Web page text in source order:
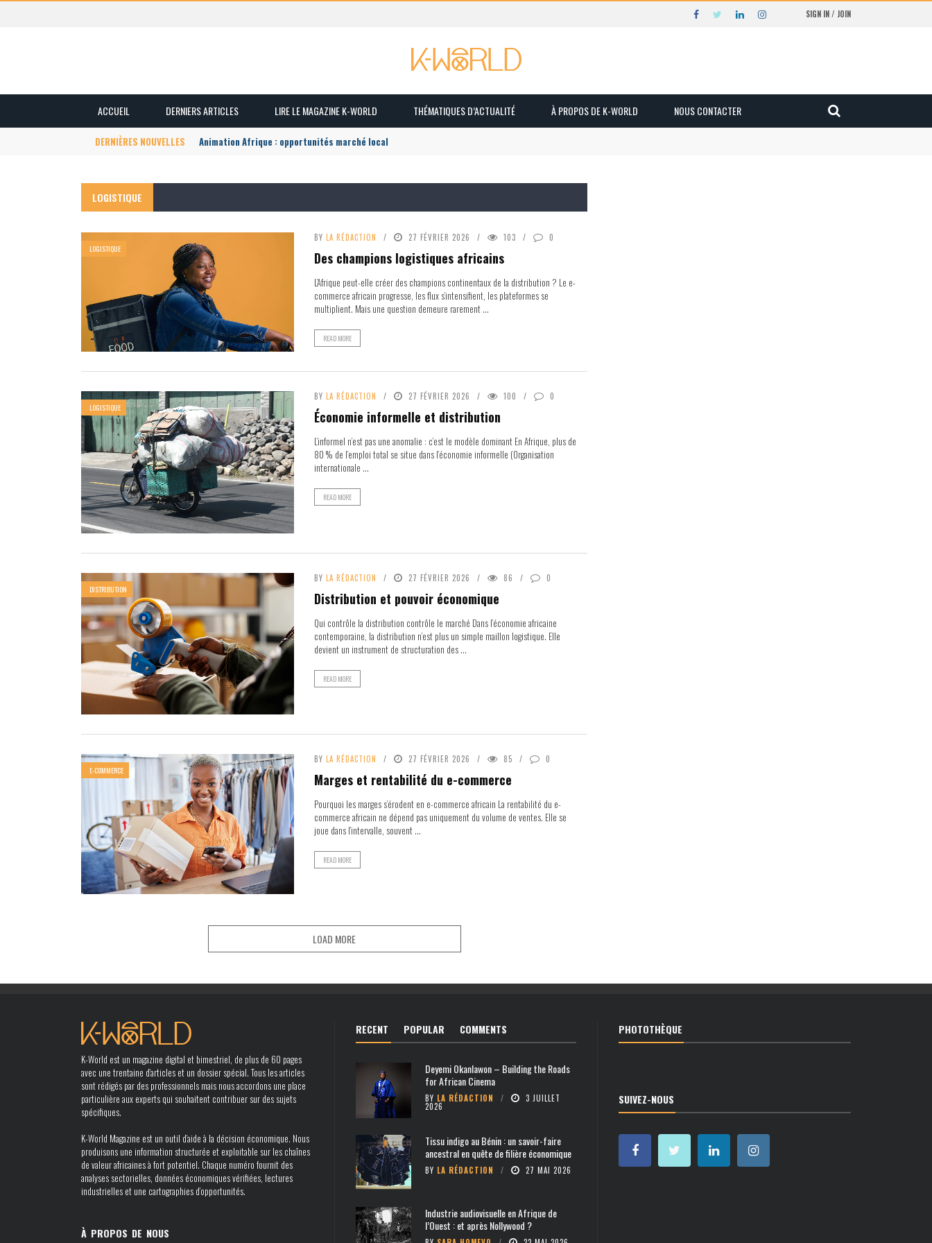
SIGN IN / JOIN
ACCUEIL DERNIERS ARTICLES LIRE LE MAGAZINE K-WORLD THÉMATIQUES D’ACTUALITÉ À PROPOS DE K-WORLD NOUS CONTACTER
DERNIÈRES NOUVELLES Animation Afrique : opportunités marché local
LOGISTIQUE
LOGISTIQUE
BY LA RÉDACTION 27 FÉVRIER 2026 103 0
Des champions logistiques africains
L’Afrique peut-elle créer des champions continentaux de la distribution ? Le e-
commerce africain progresse, les flux s’intensifient, les plateformes se
multiplient. Mais une question demeure rarement ...
READ MORE
LOGISTIQUE
BY LA RÉDACTION 27 FÉVRIER 2026 100 0
Économie informelle et distribution
L’informel n’est pas une anomalie : c’est le modèle dominant En Afrique, plus de
80 % de l’emploi total se situe dans l’économie informelle (Organisation
internationale ...
READ MORE
DISTRIBUTION
BY LA RÉDACTION 27 FÉVRIER 2026 86 0
Distribution et pouvoir économique
Qui contrôle la distribution contrôle le marché Dans l’économie africaine
contemporaine, la distribution n’est plus un simple maillon logistique. Elle
devient un instrument de structuration des ...
READ MORE
E-COMMERCE
BY LA RÉDACTION 27 FÉVRIER 2026 85 0
Marges et rentabilité du e-commerce
Pourquoi les marges s’érodent en e-commerce africain La rentabilité du e-
commerce africain ne dépend pas uniquement du volume de ventes. Elle se
joue dans l’intervalle, souvent ...
READ MORE
LOAD MORE
K-World est un magazine digital et bimestriel, de plus de 60 pages
avec une trentaine d’articles et un dossier spécial. Tous les articles
sont rédigés par des professionnels mais nous accordons une place
particulière aux experts qui souhaitent contribuer sur des sujets
spécifiques.
K-World Magazine est un outil d’aide à la décision économique. Nous
produisons une information structurée et exploitable sur les chaînes
de valeur africaines à fort potentiel. Chaque numéro fournit des
analyses sectorielles, données économiques vérifiées, lectures
industrielles et une cartographies d’opportunités.
À PROPOS DE NOUS
RECENT POPULAR COMMENTS
Deyemi Okanlawon – Building the Roads
for African Cinema
BY LA RÉDACTION 3 JUILLET
2026
Tissu indigo au Bénin : un savoir-faire
ancestral en quête de filière économique
BY LA RÉDACTION 27 MAI 2026
Industrie audiovisuelle en Afrique de
l’Ouest : et après Nollywood ?
PHOTOTHÈQUE
SUIVEZ-NOUS